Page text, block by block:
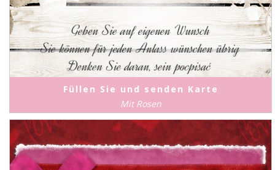
Füllen Sie und senden Karte
Mit Rosen